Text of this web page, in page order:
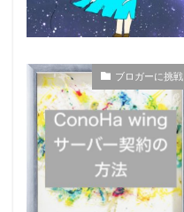
ブロガーに挑戦